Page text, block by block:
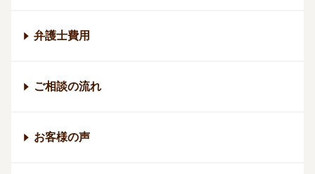
弁護士費用
ご相談の流れ
お客様の声